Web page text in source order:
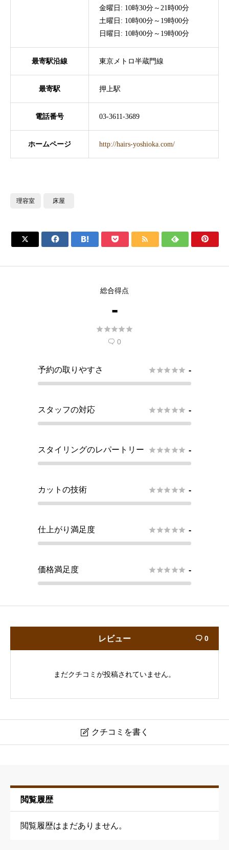
金曜日: 10時30分～21時00分
土曜日: 10時00分～19時00分
日曜日: 10時00分～19時00分
最寄駅沿線 東京メトロ半蔵門線
最寄駅 押上駅
電話番号 03-3611-3689
ホームページ http://hairs-yoshioka.com/
理容室 床屋
      
総合得点
-

 0
予約の取りやすさ  -
スタッフの対応  -
スタイリングのレパートリー  -
カットの技術  -
仕上がり満足度  -
価格満足度  -
レビュー  0
まだクチコミが投稿されていません。
 クチコミを書く
閲覧履歴
閲覧履歴はまだありません。